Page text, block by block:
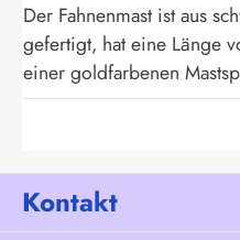
Der Fahnenmast ist aus
gefertigt, hat eine Länge
einer goldfarbenen
Kontakt